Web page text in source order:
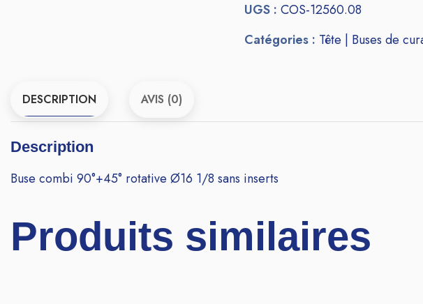
UGS :COS-12560.08
Catégories : Tête | Buses de
DESCRIPTION AVIS (0)
Description
Buse combi 90°+45° rotative Ø16 1/8 sans inserts
Produits similaires